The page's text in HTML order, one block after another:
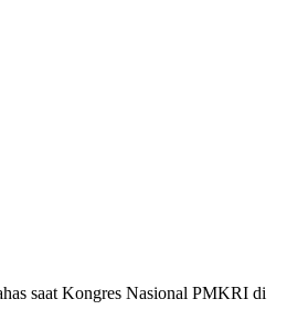
saat Kongres Nasional PMKRI di